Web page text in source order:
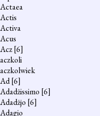
Actaea
Actis
Activa
Acus
Acz[6]
aczkoli
aczkolwiek
Ad[6]
Adadżissimo [6]
Adadżjo [6]
Adagio